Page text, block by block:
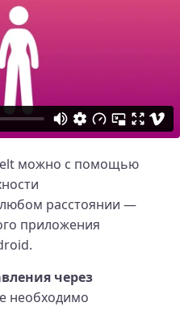
можно с помощью
расстоянии —
приложения
через
необходимо